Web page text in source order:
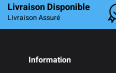
Livraison Disponible
Livraison Assuré
Information